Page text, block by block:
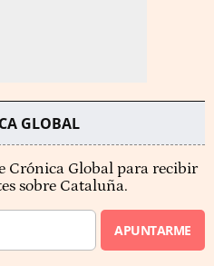
GLOBAL
Crónica Global para recibir
sobre Cataluña.
APUNTARME